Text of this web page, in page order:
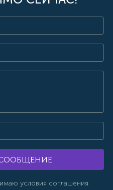
условия соглашения.